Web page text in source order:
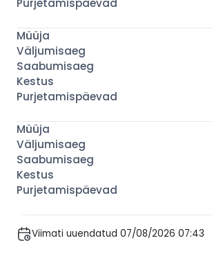
Viimati uuendatud 07/08/2026 07:43